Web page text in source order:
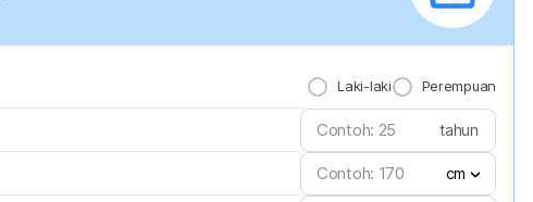
Laki-laki Perempuan
tahun
cm